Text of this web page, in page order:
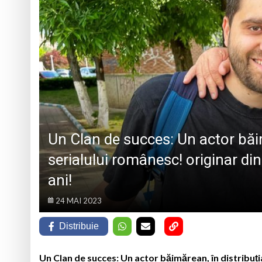
Medjugorje
Intervenții
Parastas la
Ziua Minerului va
artistice
DAS Baia Mare
BUCUREȘTI
Un Clan de succes: Un actor
serialului românesc! originar
ani!
24 MAI 2023
Distribuie
Un Clan de succes: Un actor băimărean, în